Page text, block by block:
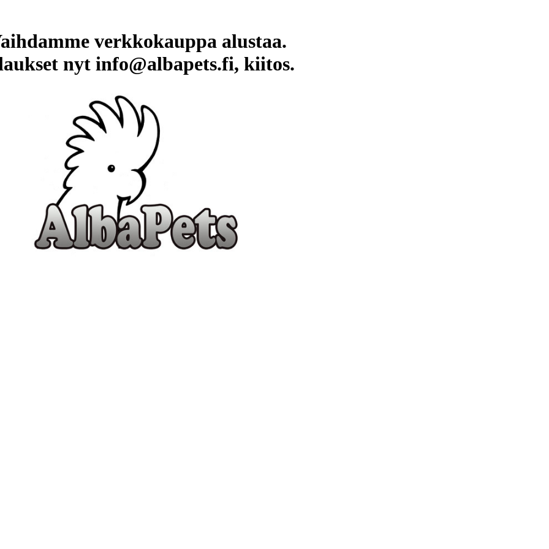
verkkokauppa alustaa.
nyt info@albapets.fi, kiitos.